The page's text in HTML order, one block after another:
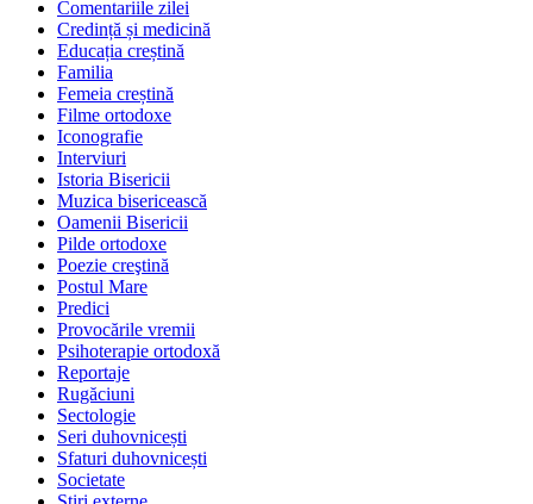
Comentariile zilei
Credință și medicină
Educația creștină
Familia
Femeia creștină
Filme ortodoxe
Iconografie
Interviuri
Istoria Bisericii
Muzica bisericească
Oamenii Bisericii
Pilde ortodoxe
Poezie creştină
Postul Mare
Predici
Provocările vremii
Psihoterapie ortodoxă
Reportaje
Rugăciuni
Sectologie
Seri duhovnicești
Sfaturi duhovnicești
Societate